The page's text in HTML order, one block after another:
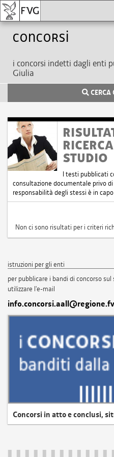
Concorsi
i concorsi indetti dagli enti
Giulia
CERCA
STUDIO
I testi pubblicati
consultazione documentale privo
responsabilità degli stessi è in
Non ci sono risultati per i criteri
istruzioni per gli enti
per pubblicare i bandi di concorso
utilizzare l'e-mail
Concorsi in atto e conclusi,